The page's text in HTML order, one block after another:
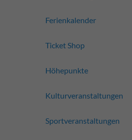
Ferienkalender
Ticket Shop
Höhepunkte
Kulturveranstaltungen
Sportveranstaltungen